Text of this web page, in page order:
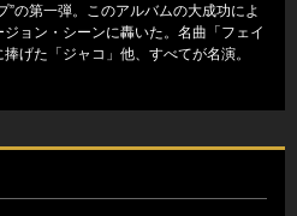
”の第一弾。このアルバムの大成功によ
ョン・シーンに轟いた。名曲「フェイ
げた「ジャコ」他、すべてが名演。